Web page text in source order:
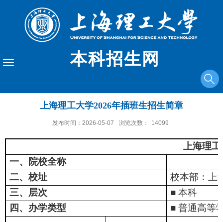
本科招生网
上海理工大学2026年插班生招生简章
发布时间：2026-05-07 浏览次数： 14099
上海理
一、院校全称
二、校址
校本部：上
三、层次
■ 本科
四、办学类型
■ 普通高等